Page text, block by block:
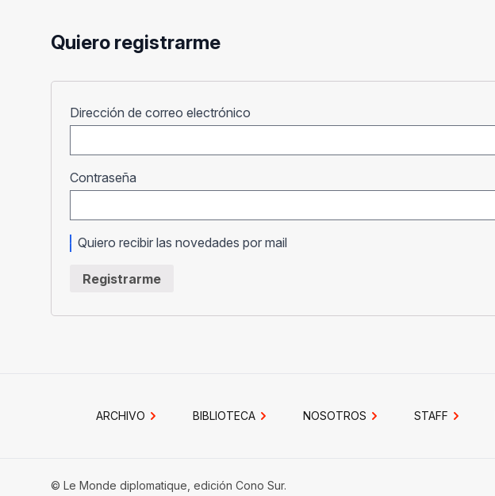
Quiero registrarme
Dirección de correo electrónico
Contraseña
Quiero recibir las novedades por mail
Registrarme
ARCHIVO BIBLIOTECA NOSOTROS STAFF
© Le Monde diplomatique, edición Cono Sur.